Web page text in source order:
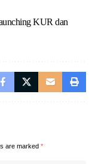
KUR dan
are marked *